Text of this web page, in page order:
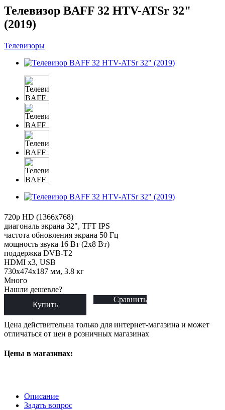
Телевизор BAFF 32 HTV-ATSr 32"
(2019)
Телевизоры
720p HD (1366x768)
диагональ экрана 32", TFT IPS
частота обновления экрана 50 Гц
мощность звука 16 Вт (2х8 Вт)
поддержка DVB-T2
HDMI x3, USB
730x474x187 мм, 3.8 кг
Много
Нашли дешевле?
Купить
Сравнить
Цена действительна только для интернет-магазина и может
отличаться от цен в розничных магазинах
Цены в магазинах:
Описание
Задать вопрос